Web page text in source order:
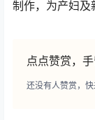
制作，为产妇及
点点赞赏，
还没有人赞赏，快